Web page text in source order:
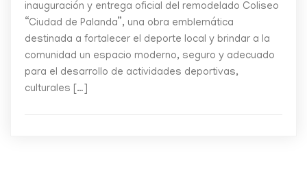
inauguración y entrega oficial del remodelado Coliseo
“Ciudad de Palanda”, una obra emblemática
destinada a fortalecer el deporte local y brindar a la
comunidad un espacio moderno, seguro y adecuado
para el desarrollo de actividades deportivas,
culturales […]